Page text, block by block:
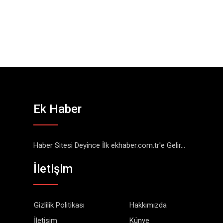
Ek Haber
Haber Sitesi Deyince İlk ekhaber.com.tr'e Gelir...
İletişim
Gizlilik Politikası
Hakkımızda
İletişim
Künye